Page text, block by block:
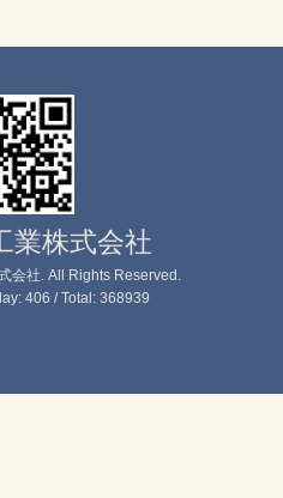
業株式会社
会社 . All Rights Reserved.
406 / Total: 368939